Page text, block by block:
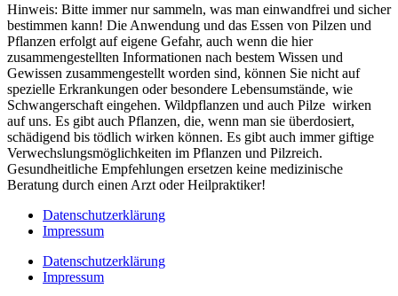
Hinweis: Bitte immer nur sammeln, was man einwandfrei und sicher
bestimmen kann! Die Anwendung und das Essen von Pilzen und
Pflanzen erfolgt auf eigene Gefahr, auch wenn die hier
zusammengestellten Informationen nach bestem Wissen und
Gewissen zusammengestellt worden sind, können Sie nicht auf
spezielle Erkrankungen oder besondere Lebensumstände, wie
Schwangerschaft eingehen. Wildpflanzen und auch Pilze wirken
auf uns. Es gibt auch Pflanzen, die, wenn man sie überdosiert,
schädigend bis tödlich wirken können. Es gibt auch immer giftige
Verwechslungsmöglichkeiten im Pflanzen und Pilzreich.
Gesundheitliche Empfehlungen ersetzen keine medizinische
Beratung durch einen Arzt oder Heilpraktiker!
Datenschutzerklärung
Impressum
Datenschutzerklärung
Impressum